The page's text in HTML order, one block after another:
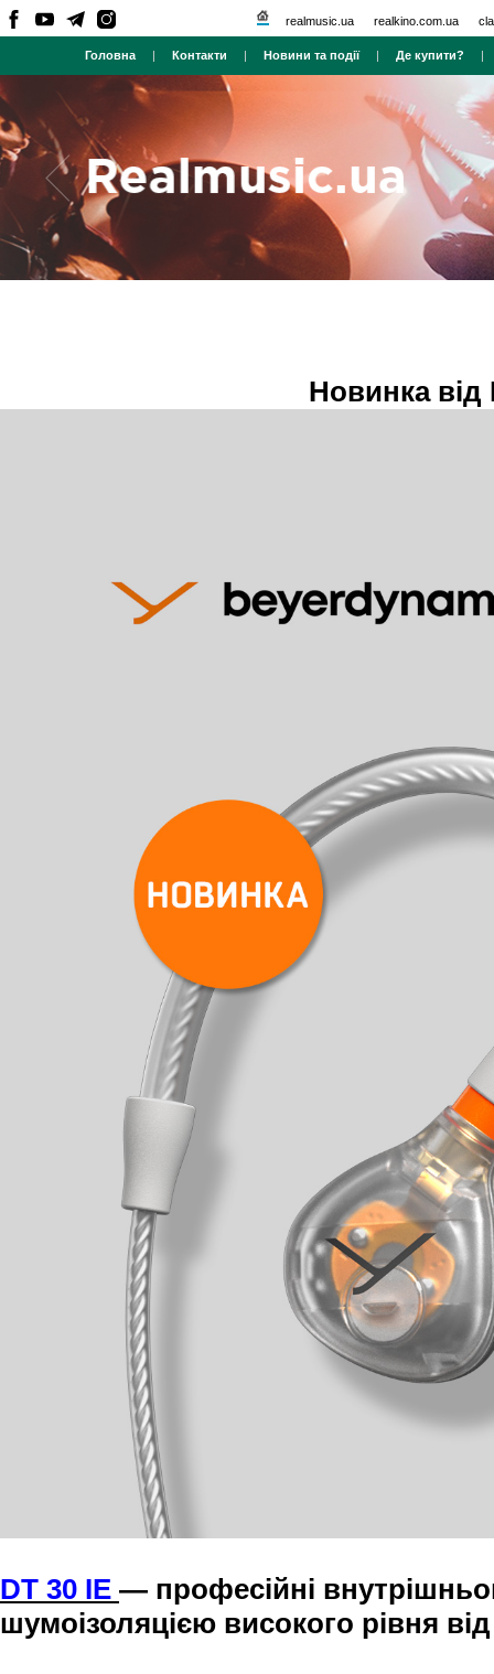
realmusic.ua realkino.com.ua
Головна | Контакти | Новини та події| Де купити?
Новинка від
DT 30 IE — професійні
шумоізоляцією високого рівня